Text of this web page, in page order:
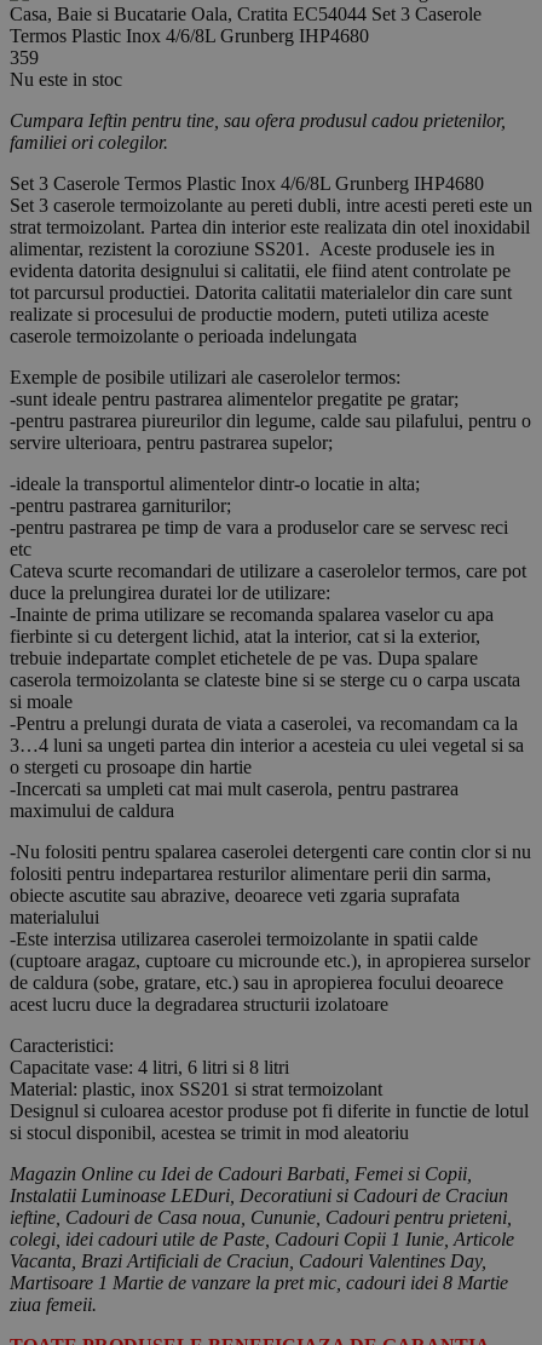
Casa, Baie si Bucatarie Oala, Cratita EC54044 Set 3 Caserole
Termos Plastic Inox 4/6/8L Grunberg IHP4680
359
Nu este in stoc
Cumpara Ieftin pentru tine, sau ofera produsul cadou prietenilor,
familiei ori colegilor.
Set 3 Caserole Termos Plastic Inox 4/6/8L Grunberg IHP4680
Set 3 caserole termoizolante au pereti dubli, intre acesti pereti este un
strat termoizolant. Partea din interior este realizata din otel inoxidabil
alimentar, rezistent la coroziune SS201. Aceste produsele ies in
evidenta datorita designului si calitatii, ele fiind atent controlate pe
tot parcursul productiei. Datorita calitatii materialelor din care sunt
realizate si procesului de productie modern, puteti utiliza aceste
caserole termoizolante o perioada indelungata
Exemple de posibile utilizari ale caserolelor termos:
-sunt ideale pentru pastrarea alimentelor pregatite pe gratar;
-pentru pastrarea piureurilor din legume, calde sau pilafului, pentru o
servire ulterioara, pentru pastrarea supelor;
-ideale la transportul alimentelor dintr-o locatie in alta;
-pentru pastrarea garniturilor;
-pentru pastrarea pe timp de vara a produselor care se servesc reci
etc
Cateva scurte recomandari de utilizare a caserolelor termos, care pot
duce la prelungirea duratei lor de utilizare:
-Inainte de prima utilizare se recomanda spalarea vaselor cu apa
fierbinte si cu detergent lichid, atat la interior, cat si la exterior,
trebuie indepartate complet etichetele de pe vas. Dupa spalare
caserola termoizolanta se clateste bine si se sterge cu o carpa uscata
si moale
-Pentru a prelungi durata de viata a caserolei, va recomandam ca la
3…4 luni sa ungeti partea din interior a acesteia cu ulei vegetal si sa
o stergeti cu prosoape din hartie
-Incercati sa umpleti cat mai mult caserola, pentru pastrarea
maximului de caldura
-Nu folositi pentru spalarea caserolei detergenti care contin clor si nu
folositi pentru indepartarea resturilor alimentare perii din sarma,
obiecte ascutite sau abrazive, deoarece veti zgaria suprafata
materialului
-Este interzisa utilizarea caserolei termoizolante in spatii calde
(cuptoare aragaz, cuptoare cu microunde etc.), in apropierea surselor
de caldura (sobe, gratare, etc.) sau in apropierea focului deoarece
acest lucru duce la degradarea structurii izolatoare
Caracteristici:
Capacitate vase: 4 litri, 6 litri si 8 litri
Material: plastic, inox SS201 si strat termoizolant
Designul si culoarea acestor produse pot fi diferite in functie de lotul
si stocul disponibil, acestea se trimit in mod aleatoriu
Magazin Online cu Idei de Cadouri Barbati, Femei si Copii,
Instalatii Luminoase LEDuri, Decoratiuni si Cadouri de Craciun
ieftine, Cadouri de Casa noua, Cununie, Cadouri pentru prieteni,
colegi, idei cadouri utile de Paste, Cadouri Copii 1 Iunie, Articole
Vacanta, Brazi Artificiali de Craciun, Cadouri Valentines Day,
Martisoare 1 Martie de vanzare la pret mic, cadouri idei 8 Martie
ziua femeii.